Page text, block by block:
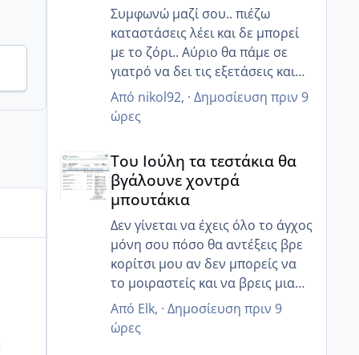
Συμφωνώ μαζί σου.. πιέζω
καταστάσεις λέει και δε μπορεί
με το ζόρι.. Αύριο θα πάμε σε
γιατρό να δει τις εξετάσεις και
ίσως καταλάβει ότι πρέπει να
βιαστούμε.. 😒
Από nikol92, · Δημοσίευση πριν 9
ώρες
Του Ιούλη τα τεστάκια θα
βγάλουνε χοντρά
μπουτάκια
Δεν γίνεται να έχεις όλο το άγχος
μόνη σου πόσο θα αντέξεις βρε
κορίτσι μου αν δεν μπορείς να
το μοιραστείς και να βρεις μια
κατανόηση από τον άντρα σου
ποιος θα σε καταλάβει ;
Και εγώ δεν μπορούσα να το
Από Elk, · Δημοσίευση πριν 9
ώρες